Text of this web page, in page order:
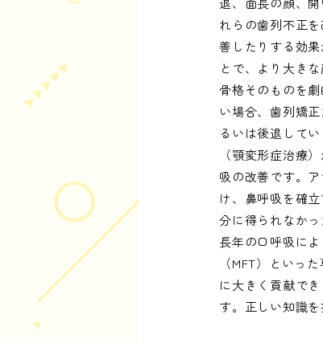
れらの歯列不正
善したりする効
とで、より大き
骨格そのものを
い場合、歯列矯
るいは後退して
（顎変形症治療
吸の改善です。
け、鼻呼吸を確
分に得られなか
長年の口呼吸に
（MFT）といっ
に大きく貢献で
す。正しい知識